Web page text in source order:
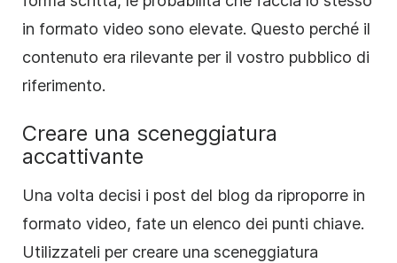
in formato video sono elevate. Questo perché il
contenuto era rilevante per il vostro pubblico di
riferimento.
Creare una sceneggiatura
accattivante
Una volta decisi i post del blog da riproporre in
formato video, fate un elenco dei punti chiave.
Utilizzateli per creare una sceneggiatura